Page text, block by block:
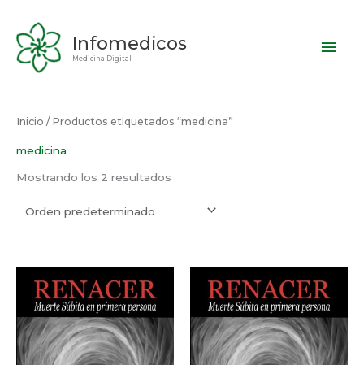
contenido
Infomedicos
Medicina Digital
Inicio / Productos etiquetados “medicina”
medicina
Mostrando los 2 resultados